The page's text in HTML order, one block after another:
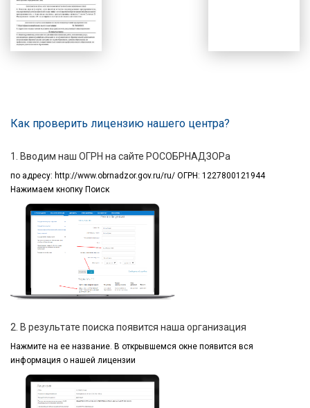
Как проверить лицензию нашего центра?
1. Вводим наш ОГРН на сайте РОСОБРНАДЗОРа
по адресу: http://www.obrnadzor.gov.ru/ru/ ОГРН: 1227800121944
Нажимаем кнопку Поиск
2. В результате поиска появится наша организация
Нажмите на ее название. В открывшемся окне появится вся
информация о нашей лицензии